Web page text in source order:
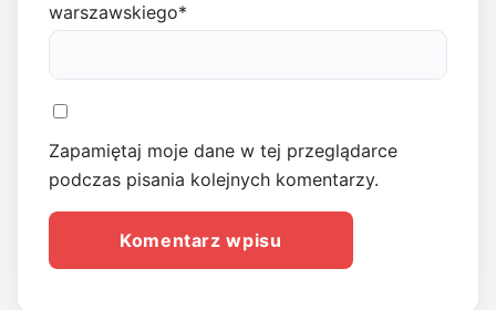
warszawskiego*
Zapamiętaj moje dane w tej przeglądarce
podczas pisania kolejnych komentarzy.